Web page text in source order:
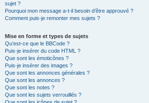
sujet ?
Pourquoi mon message a-t-il besoin d’être approuvé ?
Comment puis-je remonter mes sujets ?
Mise en forme et types de sujets
Qu’est-ce que le BBCode ?
Puis-je insérer du code HTML ?
Que sont les émoticônes ?
Puis-je insérer des images ?
Que sont les annonces générales ?
Que sont les annonces ?
Que sont les notes ?
Que sont les sujets verrouillés ?